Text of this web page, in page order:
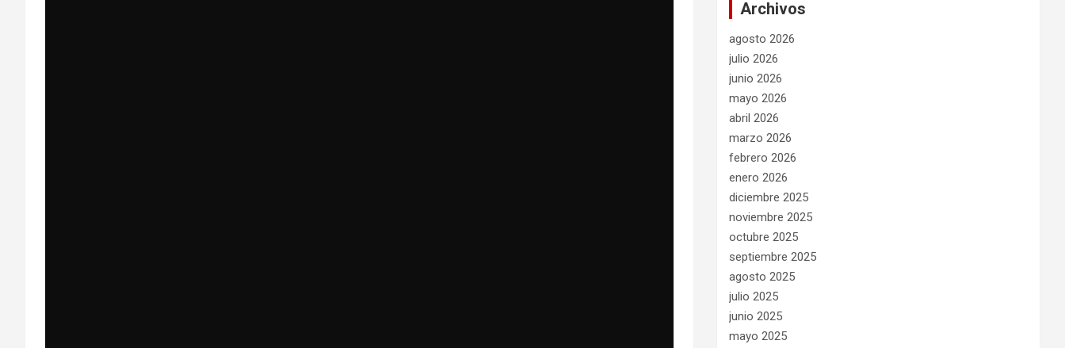
Archivos
agosto 2026
julio 2026
junio 2026
mayo 2026
abril 2026
marzo 2026
febrero 2026
enero 2026
diciembre 2025
noviembre 2025
octubre 2025
septiembre 2025
agosto 2025
julio 2025
junio 2025
mayo 2025